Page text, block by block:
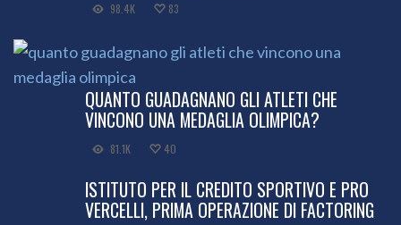
98.4K 83
QUANTO GUADAGNANO GLI ATLETI CHE
VINCONO UNA MEDAGLIA OLIMPICA?
81.1K 40
ISTITUTO PER IL CREDITO SPORTIVO E PRO
VERCELLI, PRIMA OPERAZIONE DI FACTORING